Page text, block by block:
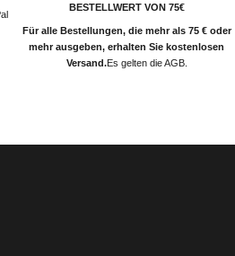
BESTELLWERT VON 75€
Für alle Bestellungen, die mehr als 75 € oder
mehr ausgeben, erhalten Sie kostenlosen
Versand.Es gelten die AGB.